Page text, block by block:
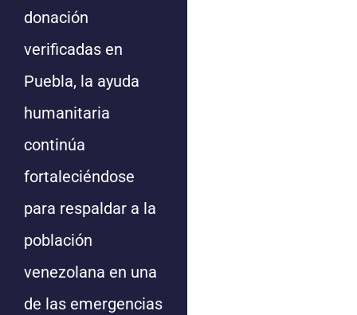
donación
verificadas en
Puebla, la ayuda
humanitaria
continúa
fortaleciéndose
para respaldar a la
población
venezolana en una
de las emergencias